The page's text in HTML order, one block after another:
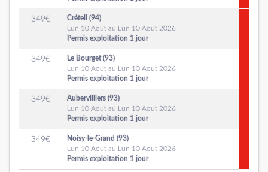
349€
Créteil (94)
Lun 10 Aout au Lun 10 Aout 2026
Permis exploitation 1 jour
349€
Le Bourget (93)
Lun 10 Aout au Lun 10 Aout 2026
Permis exploitation 1 jour
349€
Aubervilliers (93)
Lun 10 Aout au Lun 10 Aout 2026
Permis exploitation 1 jour
349€
Noisy-le-Grand (93)
Lun 10 Aout au Lun 10 Aout 2026
Permis exploitation 1 jour